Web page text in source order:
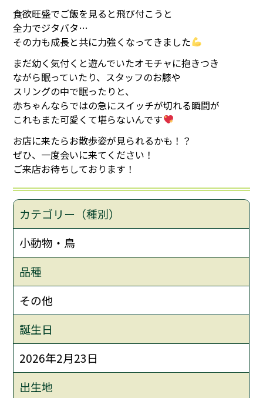
食欲旺盛でご飯を見ると飛び付こうと
全力でジタバタ…
その力も成長と共に力強くなってきました
まだ幼く気付くと遊んでいたオモチャに抱きつき
ながら眠っていたり、スタッフのお膝や
スリングの中で眠ったりと、
赤ちゃんならではの急にスイッチが切れる瞬間が
これもまた可愛くて堪らないんです
お店に来たらお散歩姿が見られるかも！？
ぜひ、一度会いに来てください！
ご来店お待ちしております！
カテゴリー（種別）
小動物・鳥
品種
その他
誕生日
2026年2月23日
出生地